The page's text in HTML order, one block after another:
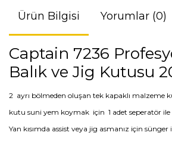
Ürün Bilgisi Yorumlar (0)
Captain 7236
Balık ve Jig Kutusu
2 ayrı bölmeden oluşan tek kapaklı malzeme
kutu suni yem koymak için 1 adet seperatör
Yan kısımda assist veya jig asmanız için sünger